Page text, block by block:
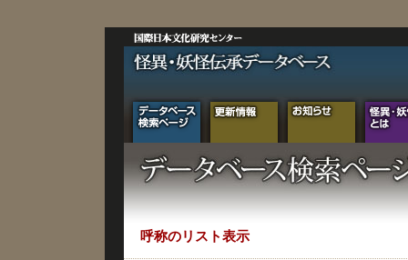
呼称のリスト表示